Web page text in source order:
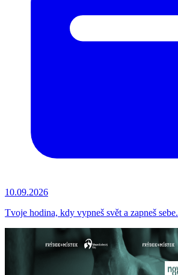
10.09.2026
Tvoje hodina, kdy vypneš svět a zapneš sebe.